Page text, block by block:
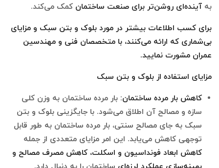
به آینده‌ای روشن‌تر برای صنعت ساختمان کمک می‌کند.
برای کسب اطلاعات بیشتر در مورد بلوک و بتن سبک و مزایای
بی‌شماری که ارائه می‌کنند، با متخصصان فنی و مهندسین
عمران مشورت نمایید.
مزایای استفاده از بلوک و بتن سبک
کاهش بار مرده ساختمان: بار مرده ساختمان به وزن کلی
سازه و مصالح آن اطلاق می‌شود. با جایگزینی بلوک و بتن
سبک به جای مصالح سنتی، بار مرده ساختمان به طور قابل
توجهی کاهش می‌یابد. این امر مزایای متعددی از جمله
کاهش ابعاد فونداسیون و اسکلت، کاهش مصرف مصالح و